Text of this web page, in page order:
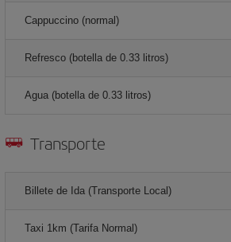
Cappuccino (normal)
Refresco (botella de 0.33 litros)
Agua (botella de 0.33 litros)
Transporte
Billete de Ida (Transporte Local)
Taxi 1km (Tarifa Normal)